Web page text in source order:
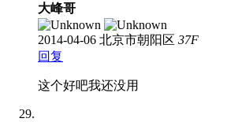
大峰哥
2014-04-06 北京市朝阳区 37F
回复
这个好吧我还没用